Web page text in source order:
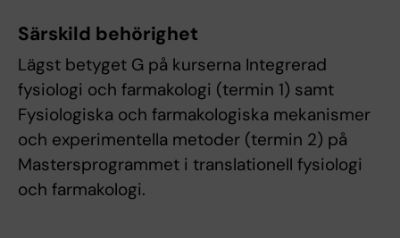
Särskild behörighet
Lägst betyget G på kurserna Integrerad
fysiologi och farmakologi (termin 1) samt
Fysiologiska och farmakologiska mekanismer
och experimentella metoder (termin 2) på
Mastersprogrammet i translationell fysiologi
och farmakologi.